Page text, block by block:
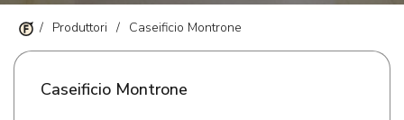
/ Produttori / Caseificio Montrone
Caseificio Montrone